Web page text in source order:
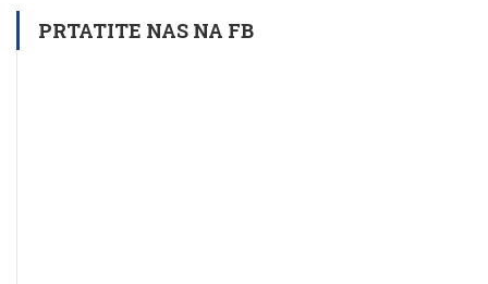
PRTATITE NAS NA FB